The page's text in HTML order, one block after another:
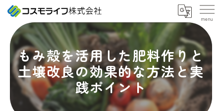
もみ殻を活用した肥料作りと
土壌改良の効果的な方法と実
践ポイント